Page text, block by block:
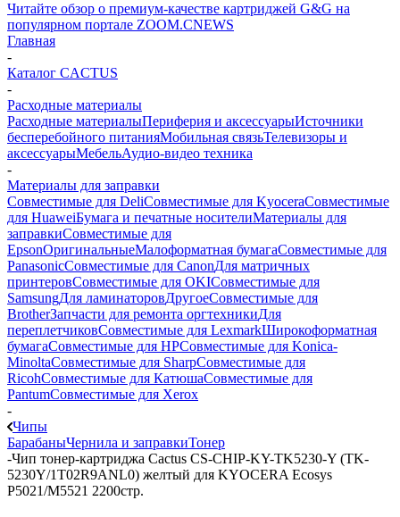
Читайте обзор о премиум-качестве картриджей G&G на
популярном портале ZOOM.CNEWS
Главная
-
Каталог CACTUS
-
Расходные материалы
Расходные материалыПериферия и аксессуарыИсточники
бесперебойного питанияМобильная связьТелевизоры и
аксессуарыМебельАудио-видео техника
-
Материалы для заправки
Совместимые для DeliСовместимые для KyoceraСовместимые
для HuaweiБумага и печатные носителиМатериалы для
заправкиСовместимые для
EpsonОригинальныеМалоформатная бумагаСовместимые для
PanasonicСовместимые для CanonДля матричных
принтеровСовместимые для OKIСовместимые для
SamsungДля ламинаторовДругоеСовместимые для
BrotherЗапчасти для ремонта оргтехникиДля
переплетчиковСовместимые для LexmarkШирокоформатная
бумагаСовместимые для HPСовместимые для Konica-
MinoltaСовместимые для SharpСовместимые для
RicohСовместимые для КатюшаСовместимые для
PantumСовместимые для Xerox
-
Чипы
БарабаныЧернила и заправкиТонер
-Чип тонер-картриджа Cactus CS-CHIP-KY-TK5230-Y (TK-
5230Y/1T02R9ANL0) желтый для KYOCERA Ecosys
P5021/M5521 2200стр.